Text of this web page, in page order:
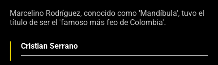
Marcelino Rodríguez, conocido como 'Mandíbula', tuvo el
título de ser el 'famoso más feo de Colombia'.
Cristian Serrano